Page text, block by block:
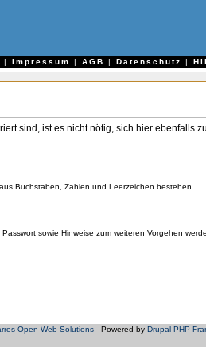
| Impressum | AGB | Datenschutz |
sind, ist es nicht nötig, sich hier ebenfalls
Buchstaben, Zahlen und Leerzeichen bestehen.
sowie Hinweise zum weiteren Vorgehen
Open Web Solutions- Powered by Drupal PHP